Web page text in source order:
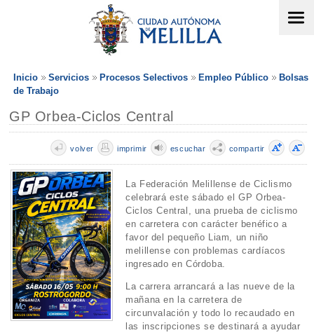
Inicio Servicios Procesos Selectivos Empleo Público
Bolsas
de Trabajo
GP Orbea-Ciclos Central
compartir
escuchar
imprimir
volver
La Federación Melillense de Ciclismo
celebrará este sábado el GP Orbea-
Ciclos Central, una prueba de ciclismo
en carretera con carácter benéfico a
favor del pequeño Liam, un niño
melillense con problemas cardíacos
ingresado en Córdoba.
La carrera arrancará a las nueve de la
mañana en la carretera de
circunvalación y todo lo recaudado en
las inscripciones se destinará a ayudar